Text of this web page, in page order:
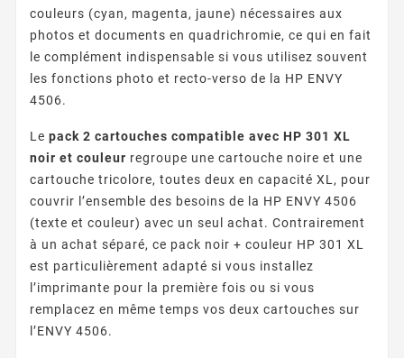
couleurs (cyan, magenta, jaune) nécessaires aux
photos et documents en quadrichromie, ce qui en fait
le complément indispensable si vous utilisez souvent
les fonctions photo et recto-verso de la HP ENVY
4506.
Le pack 2 cartouches compatible avec HP 301 XL
noir et couleur regroupe une cartouche noire et une
cartouche tricolore, toutes deux en capacité XL, pour
couvrir l’ensemble des besoins de la HP ENVY 4506
(texte et couleur) avec un seul achat. Contrairement
à un achat séparé, ce pack noir + couleur HP 301 XL
est particulièrement adapté si vous installez
l’imprimante pour la première fois ou si vous
remplacez en même temps vos deux cartouches sur
l’ENVY 4506.